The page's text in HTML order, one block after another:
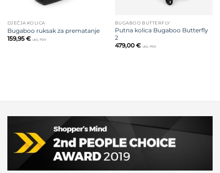
DJEČJA KOLICA
Bugaboo ruksak za prematanje
159,95 € uklj. PDV
BUGABOO BUTTERFLY
Putna kolica Bugaboo Butterfly
2
479,00 € uklj. PDV